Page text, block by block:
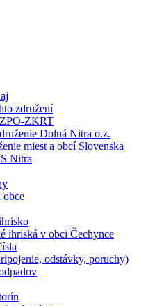
združení
ZKRT
Dolná Nitra o.z.
miest a obcí Slovenska
Nitra
obce
ihriská v obci Čechynce
odstávky, poruchy)